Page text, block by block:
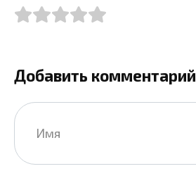
Добавить комментарий
Имя